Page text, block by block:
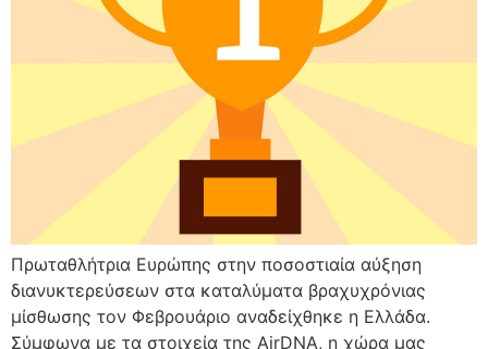
Πρωταθλήτρια Ευρώπης στην ποσοστιαία αύξηση
διανυκτερεύσεων στα καταλύματα βραχυχρόνιας
μίσθωσης τον Φεβρουάριο αναδείχθηκε η Ελλάδα.
Σύμφωνα με τα στοιχεία της AirDNA, η χώρα μας